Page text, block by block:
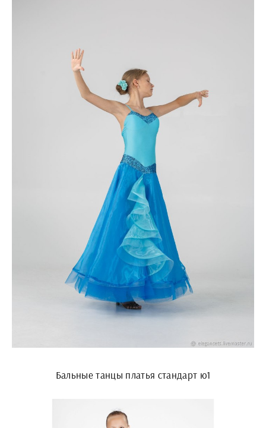
Бальные танцы платья стандарт ю1